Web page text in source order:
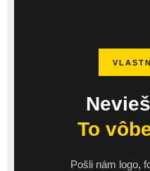
To
Pošli nám logo,